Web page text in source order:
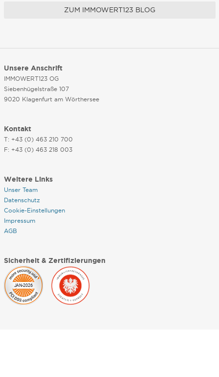
ZUM IMMOWERT123 BLOG
Unsere Anschrift
IMMOWERT123 OG
Siebenhügelstraße 107
9020 Klagenfurt am Wörthersee
Kontakt
T: +43 (0) 463 210 700
F: +43 (0) 463 218 003
Weitere Links
Unser Team
Datenschutz
Cookie-Einstellungen
Impressum
AGB
Sicherheit & Zertifizierungen